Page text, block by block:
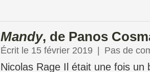
Mandy, de Panos
Écrit le 15 février 2019 Pas de
Nicolas Rage Il était une fois un